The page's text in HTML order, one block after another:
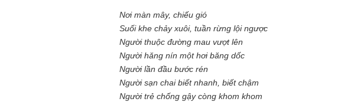
Nơi màn mây, chiếu gió
Suối khe chảy xuôi, tuần rừng lội ngược
Người thuộc đường mau vượt lên
Người hăng nín một hơi băng dốc
Người lần đầu bước rén
Người sạn chai biết nhanh, biết chậm
Người trẻ chống gậy còng khom khom